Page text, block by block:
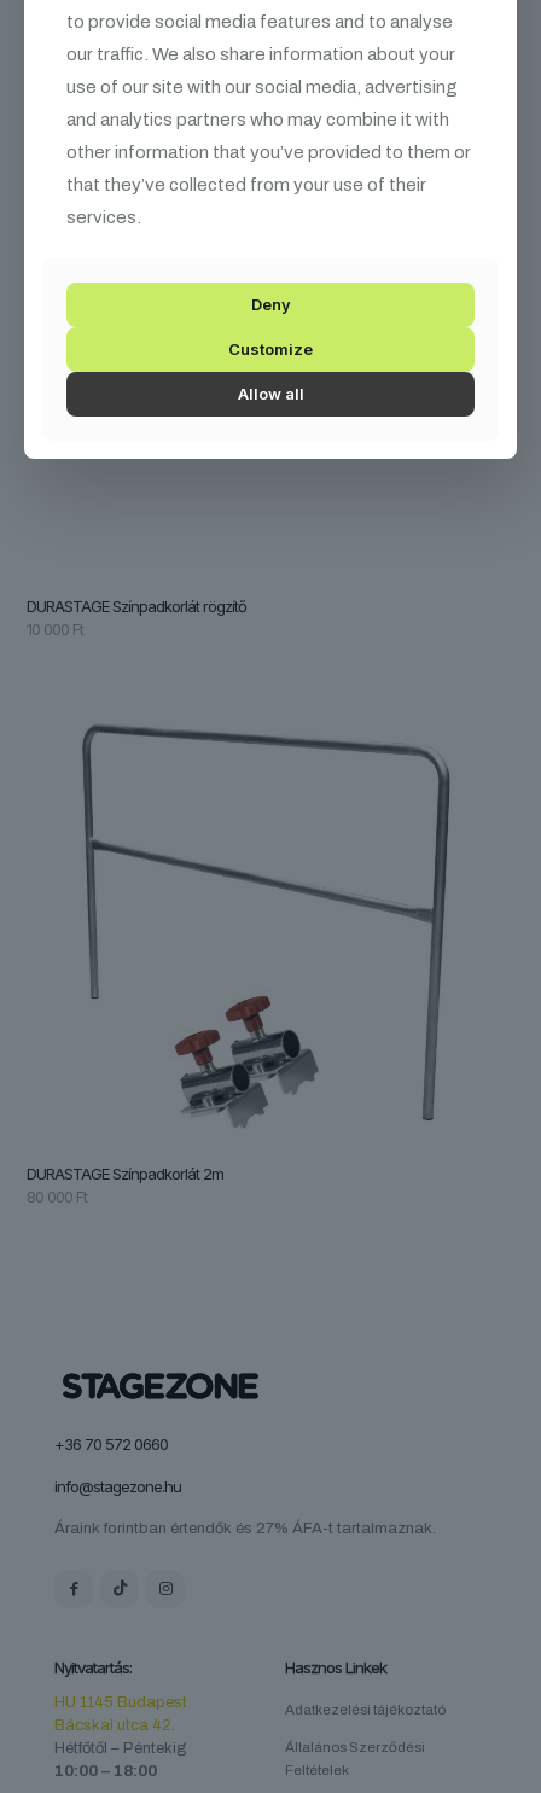
Kapcsolódótermékek
DURASTAGE Színpadkorlát rögzítő
10 000 Ft
DURASTAGE Színpadkorlát 2m
80 000 Ft
+36 70 572 0660
info@stagezone.hu
Áraink forintban értendők és 27% ÁFA-t tartalmaznak.
Nyitvatartás:
HU 1145 Budapest
Bácskai utca 42.
Hétfőtől – Péntekig
10:00 – 18:00
Hasznos Linkek
Adatkezelési tájékoztató
Általános Szerződési
Feltételek
to provide social media features and to analyse
our traffic. We also share information about your
use of our site with our social media, advertising
and analytics partners who may combine it with
other information that you’ve provided to them or
that they’ve collected from your use of their
services.
Deny
Customize
Allow all